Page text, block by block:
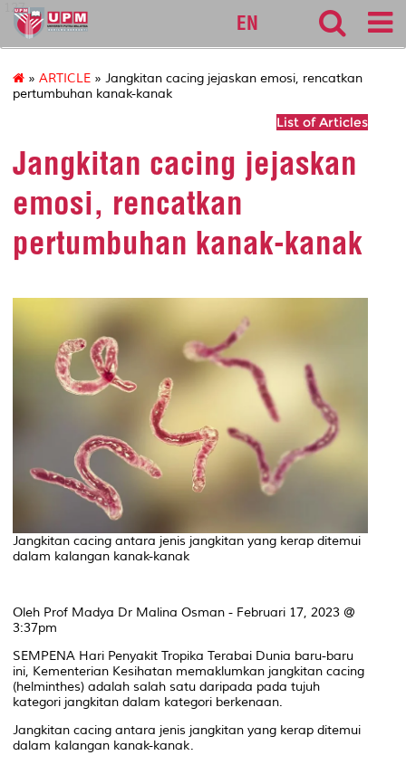
127
EN
» ARTICLE » Jangkitan cacing jejaskan emosi, rencatkan
pertumbuhan kanak-kanak
List of Articles
Jangkitan cacing jejaskan
emosi, rencatkan
pertumbuhan kanak-kanak
Jangkitan cacing antara jenis jangkitan yang kerap ditemui
dalam kalangan kanak-kanak
Oleh Prof Madya Dr Malina Osman - Februari 17, 2023 @
3:37pm
SEMPENA Hari Penyakit Tropika Terabai Dunia baru-baru
ini, Kementerian Kesihatan memaklumkan jangkitan cacing
(helminthes) adalah salah satu daripada pada tujuh
kategori jangkitan dalam kategori berkenaan.
Jangkitan cacing antara jenis jangkitan yang kerap ditemui
dalam kalangan kanak-kanak.